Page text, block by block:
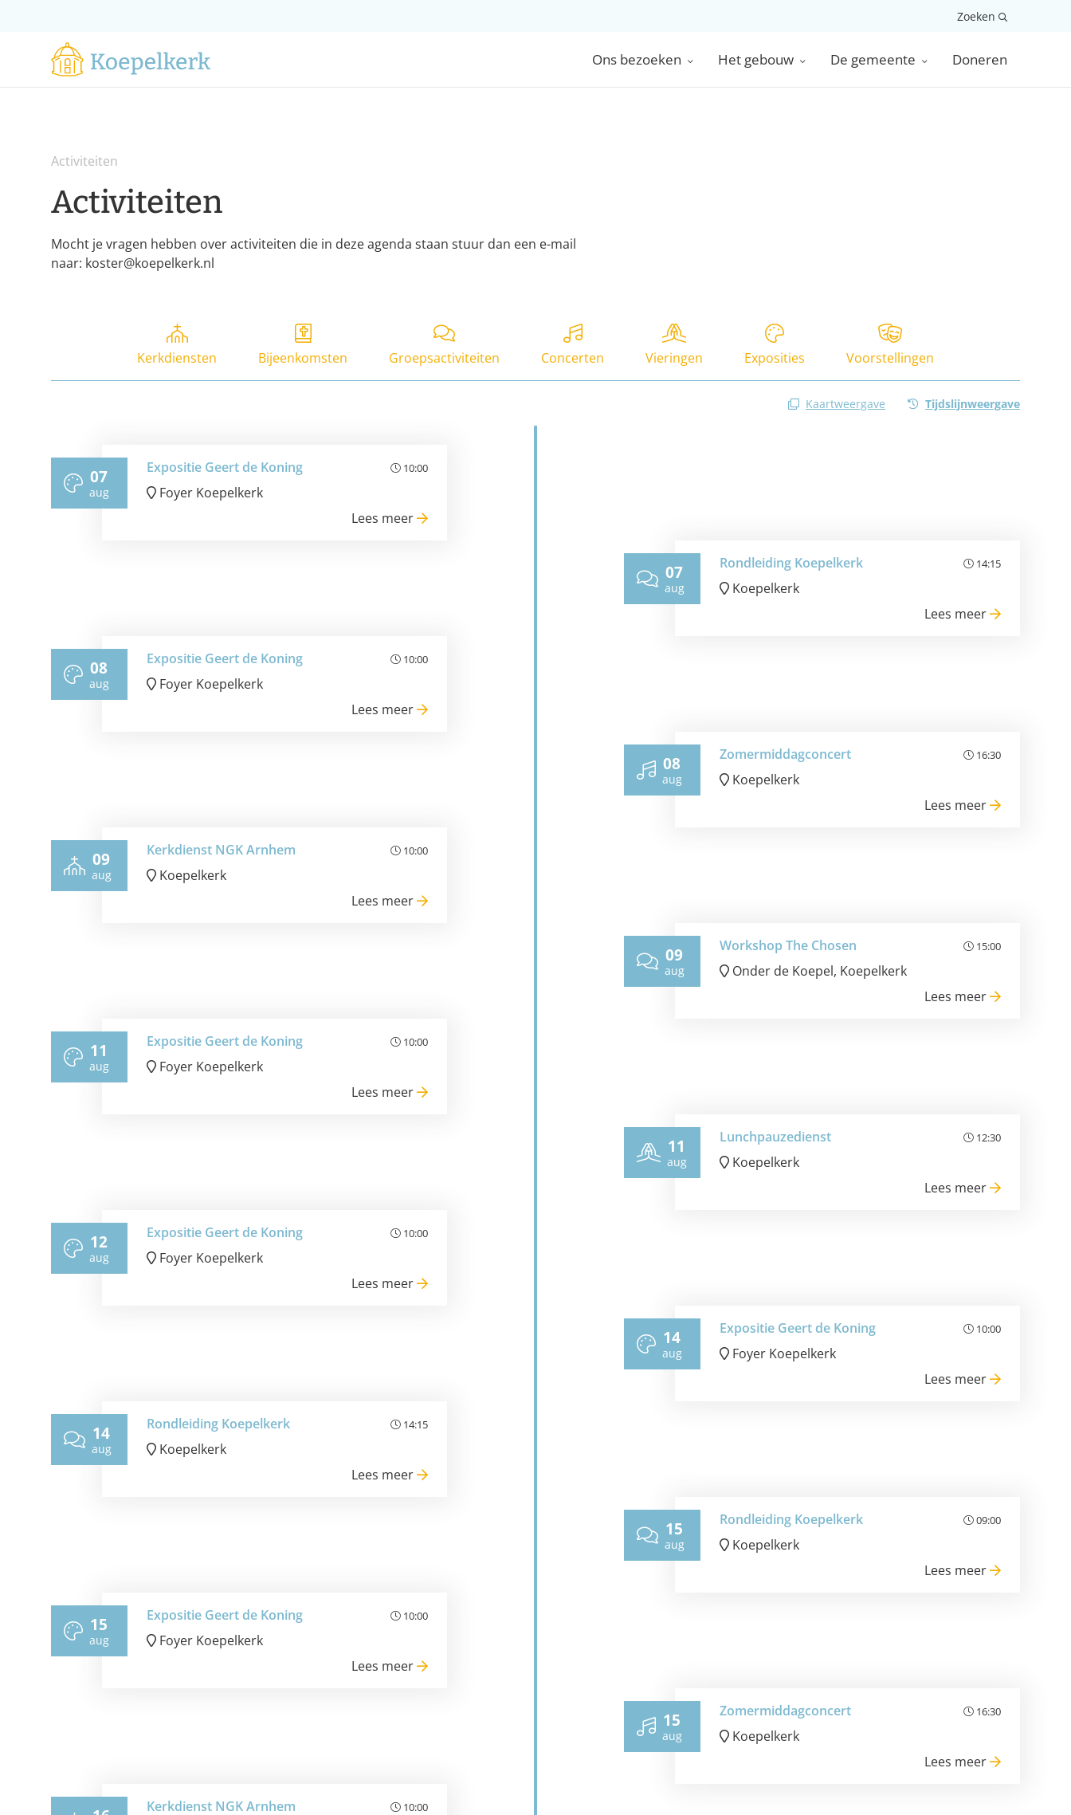
Zoeken
Ons bezoeken Het gebouw De gemeente Doneren
Activiteiten
Activiteiten
Mocht je vragen hebben over activiteiten die in deze agenda staan stuur dan een e-mail
naar: koster@koepelkerk.nl
Kerkdiensten Bijeenkomsten Groepsactiviteiten Concerten Vieringen Exposities Voorstellingen
Kaartweergave Tijdslijnweergave
07
aug
Expositie Geert de Koning 10:00
Foyer Koepelkerk
Lees meer
07
aug
Rondleiding Koepelkerk 14:15
Koepelkerk
Lees meer
08
aug
Expositie Geert de Koning 10:00
Foyer Koepelkerk
Lees meer
08
aug
Zomermiddagconcert 16:30
Koepelkerk
Lees meer
09
aug
Kerkdienst NGK Arnhem 10:00
Koepelkerk
Lees meer
09
aug
Workshop The Chosen 15:00
Onder de Koepel, Koepelkerk
Lees meer
11
aug
Expositie Geert de Koning 10:00
Foyer Koepelkerk
Lees meer
11
aug
Lunchpauzedienst 12:30
Koepelkerk
Lees meer
12
aug
Expositie Geert de Koning 10:00
Foyer Koepelkerk
Lees meer
14
aug
Expositie Geert de Koning 10:00
Foyer Koepelkerk
Lees meer
14
aug
Rondleiding Koepelkerk 14:15
Koepelkerk
Lees meer
15
aug
Rondleiding Koepelkerk 09:00
Koepelkerk
Lees meer
15
aug
Expositie Geert de Koning 10:00
Foyer Koepelkerk
Lees meer
15
aug
Zomermiddagconcert 16:30
Koepelkerk
Lees meer
Kerkdienst NGK Arnhem 10:00